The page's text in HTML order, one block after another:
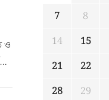
ও
7
8
14
15
21
22
28
29